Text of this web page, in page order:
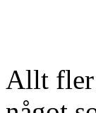
Allt fler